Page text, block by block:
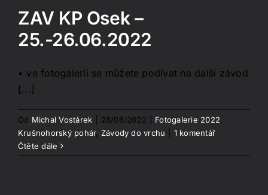
ZAV KP Osek –
25.-26.06.2022
• ve fotogalerii se můžete podívat na další závod
[...]
Od Michal Vostárek 28/06/2022 Fotogalerie 2022
Krušnohorský pohár, Závody do vrchu
1 komentář
Čtěte dále